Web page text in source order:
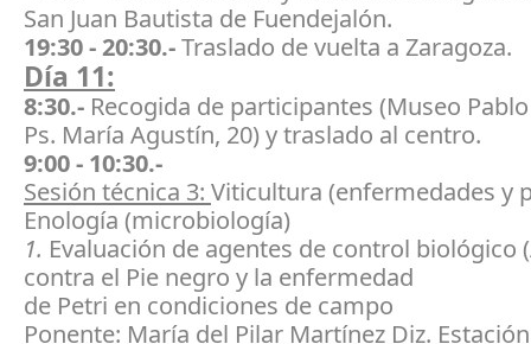
San Juan Bautista de Fuendejalón.
19:30 - 20:30.-Traslado de vuelta a Zaragoza.
Día 11:
8:30.- Recogida de participantes (Museo
Ps. María Agustín, 20) y traslado al centro.
9:00 - 10:30.-
Sesión técnica 3: Viticultura (enfermedades y
Enología (microbiología)
1. Evaluación de agentes de control biológico
contra el Pie negro y la enfermedad
de Petri en condiciones de campo
Ponente: María del Pilar Martínez Diz.